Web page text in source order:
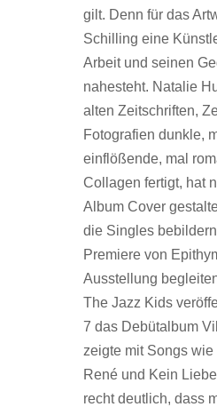
gilt. Denn für das
Schilling eine
Arbeit und seinen
nahesteht. Natalie
alten Zeitschriften,
Fotografien dunkle,
einflößende, mal
Collagen fertigt, hat
Album Cover
die Singles
Premiere von
Ausstellung
The Jazz Kids
7 das Debütalbum
zeigte mit Songs
René und Kein
recht deutlich, dass